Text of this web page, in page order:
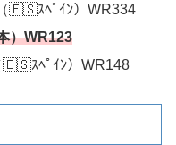
🇪🇸ｽﾍﾟｲﾝ）WR334
）WR123
🇪🇸ｽﾍﾟｲﾝ）WR148